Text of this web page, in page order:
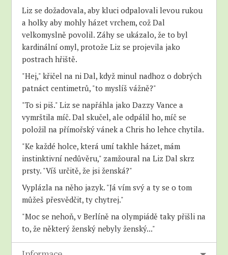
Liz se dožadovala, aby kluci odpalovali levou rukou
a holky aby mohly házet vrchem, což Dal
velkomyslně povolil. Záhy se ukázalo, že to byl
kardinální omyl, protože Liz se projevila jako
postrach hřiště.
"Hej," křičel na ni Dal, když minul nadhoz o dobrých
patnáct centimetrů, "to myslíš vážně?"
"To si piš." Liz se napřáhla jako Dazzy Vance a
vymrštila míč. Dal skučel, ale odpálil ho, míč se
položil na přímořský vánek a Chris ho lehce chytila.
"Ke každé holce, která umí takhle házet, mám
instinktivní nedůvěru," zamžoural na Liz Dal skrz
prsty. "Víš určitě, že jsi ženská?"
Vyplázla na něho jazyk. "Já vím svý a ty se o tom
můžeš přesvědčit, ty chytrej."
"Moc se nehoň, v Berlíně na olympiádě taky přišli na
to, že některý ženský nebyly ženský..."
"Slyšíte ho, vejtahu?" vyjekla Chris. "Jestli prej